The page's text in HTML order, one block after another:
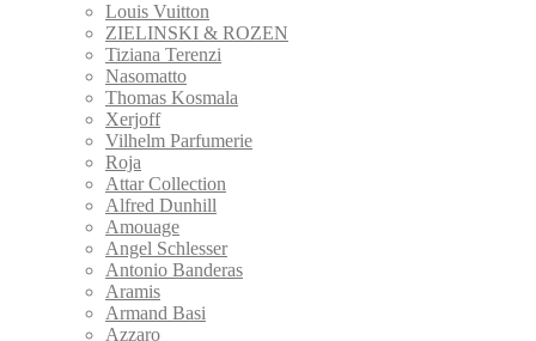
Louis Vuitton
ZIELINSKI & ROZEN
Tiziana Terenzi
Nasomatto
Thomas Kosmala
Xerjoff
Vilhelm Parfumerie
Roja
Attar Collection
Alfred Dunhill
Amouage
Angel Schlesser
Antonio Banderas
Aramis
Armand Basi
Azzaro